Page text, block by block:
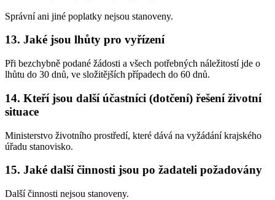
Správní ani jiné poplatky nejsou stanoveny.
13. Jaké jsou lhůty pro vyřízení
Při bezchybně podané žádosti a všech potřebných náležitostí jde o
lhůtu do 30 dnů, ve složitějších případech do 60 dnů.
14. Kteří jsou další účastníci (dotčení) řešení životní
situace
Ministerstvo životního prostředí, které dává na vyžádání krajského
úřadu stanovisko.
15. Jaké další činnosti jsou po žadateli požadovány
Další činnosti nejsou stanoveny.